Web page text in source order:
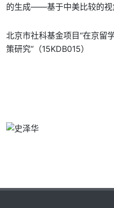
的生成——基于中美比较的视
北京市社科基金项目“在京留
策研究”（15KDB015）